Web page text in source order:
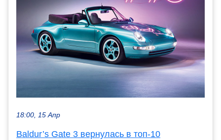
18:00, 15 Апр
Baldur’s Gate 3 вернулась в топ-10